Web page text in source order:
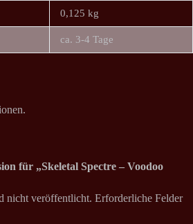
0,125 kg
ca. 3-4 Tage
für „Skeletal Spectre – Voodoo
nicht veröffentlicht. Erforderliche Felder